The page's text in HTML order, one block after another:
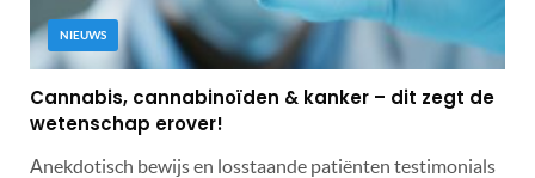
NIEUWS
Cannabis, cannabinoïden & kanker – dit zegt de
wetenschap erover!
Anekdotisch bewijs en losstaande patiënten testimonials